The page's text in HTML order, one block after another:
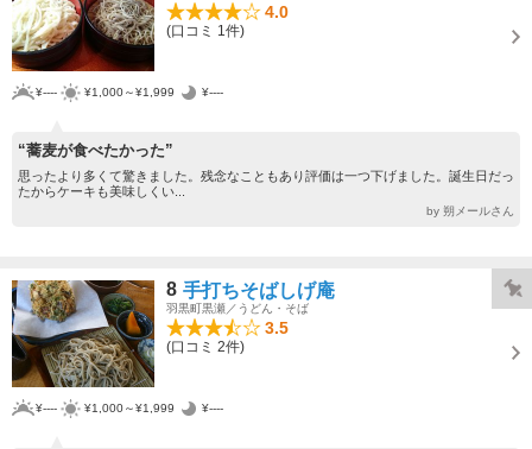
4.0
(口コミ 1件)
¥---- ¥1,000～¥1,999 ¥----
“蕎麦が食べたかった”
思ったより多くて驚きました。残念なこともあり評価は一つ下げました。誕生日だっ
たからケーキも美味しくい...
by 朔メールさん
8 手打ちそばしげ庵
羽黒町黒瀬／うどん・そば
3.5
(口コミ 2件)
¥---- ¥1,000～¥1,999 ¥----